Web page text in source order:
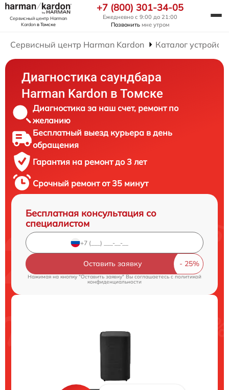
Сервисный центр Harman
Kardonв Томске
+7 (800) 301-34-05
Ежедневно с 9:00 до 21:00
Позвонить мне утром
Сервисный центр Harman Kardon Каталог устройств
Диагностика саундбара
Harman Kardon в Томске
Диагностика за наш счет, ремонт по
желанию
Бесплатный выезд курьера в день
обращения
Гарантия на ремонт до 3 лет
Срочный ремонт от 35 минут
Бесплатная консультация со
специалистом
Оставить заявку
Нажимая на кнопку "Оставить заявку" Вы соглашаетесь cполитикой
конфиденциальности